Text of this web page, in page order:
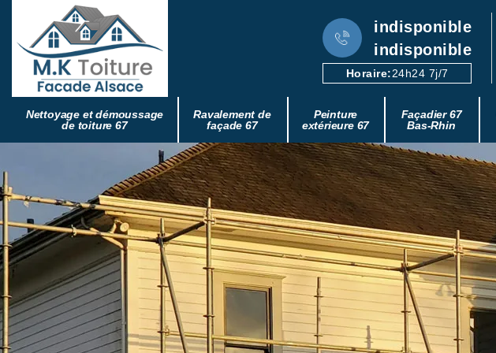
indisponible
indisponible
Horaire:24h24 7j/7
Nettoyage et démoussage
de toiture 67
Ravalement de
façade 67
Peinture
extérieure 67
Façadier 67
Bas-Rhin